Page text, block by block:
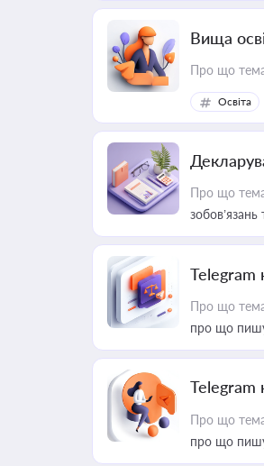
Вища
Про що
Освіта
Про що
Telegram
Про що
про що
Telegram
Про що
про що